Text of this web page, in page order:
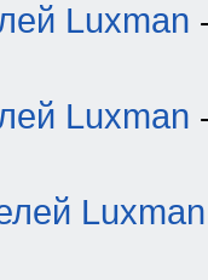
Luxman
Luxman
Luxman